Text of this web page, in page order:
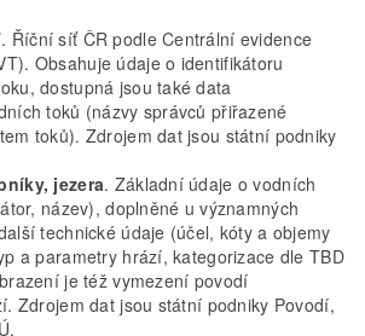
. Říční síť ČR podle Centrální evidence
Obsahuje údaje o identifikátoru
dostupná jsou také data
toků (názvy správců přiřazené
toků). Zdrojem dat jsou státní podniky
jezera. Základní údaje o vodních
název), doplněné u významných
technické údaje (účel, kóty a objemy
a parametry hrází, kategorizace dle TBD
je též vymezení povodí
Zdrojem dat jsou státní podniky Povodí,